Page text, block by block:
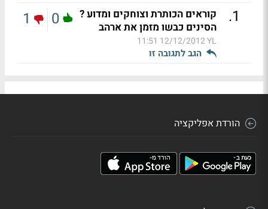
1
.
קוראים הכותרת וצוחקים ומדוע ?
הסינים כבשו מזמן את ארהב
YL
12/12/2012 11:51
הגב לתגובה זו
0
1
הורדת אפליקציה